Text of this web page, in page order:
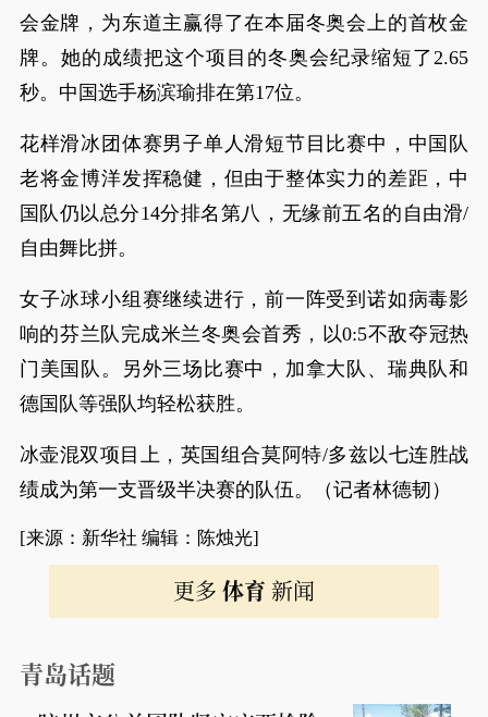
会金牌，为东道主赢得了在本届冬奥会上的首枚金
牌。她的成绩把这个项目的冬奥会纪录缩短了2.65
秒。中国选手杨滨瑜排在第17位。
花样滑冰团体赛男子单人滑短节目比赛中，中国队
老将金博洋发挥稳健，但由于整体实力的差距，中
国队仍以总分14分排名第八，无缘前五名的自由滑/
自由舞比拼。
女子冰球小组赛继续进行，前一阵受到诺如病毒影
响的芬兰队完成米兰冬奥会首秀，以0:5不敌夺冠热
门美国队。另外三场比赛中，加拿大队、瑞典队和
德国队等强队均轻松获胜。
冰壶混双项目上，英国组合莫阿特/多兹以七连胜战
绩成为第一支晋级半决赛的队伍。（记者林德韧）
[来源：新华社 编辑：陈烛光]
更多 体育 新闻
青岛话题